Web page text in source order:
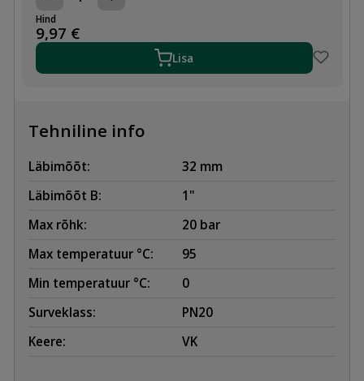
ÜLEMINEK
32
x
VK
Hind
9,97 €
Lisa
Tehniline info
Läbimõõt:
32 mm
Läbimõõt B:
1"
Max rõhk:
20 bar
Max temperatuur °C:
95
Min temperatuur °C:
0
Surveklass:
PN20
Keere:
VK